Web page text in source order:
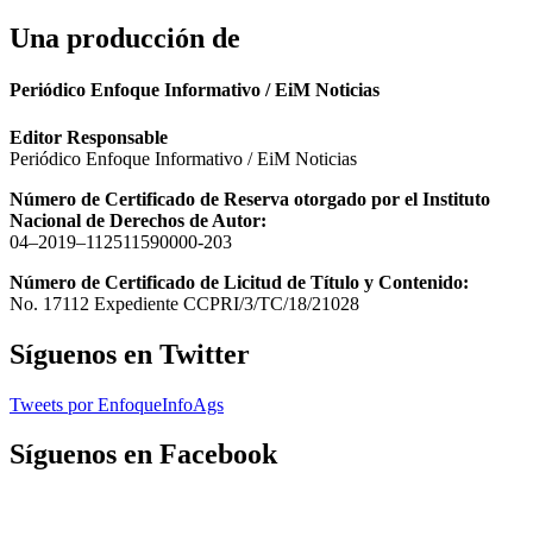
Una producción de
Periódico Enfoque Informativo / EiM Noticias
Editor Responsable
Periódico Enfoque Informativo / EiM Noticias
Número de Certificado de Reserva otorgado por el Instituto
Nacional de Derechos de Autor:
04–2019–112511590000-203
Número de Certificado de Licitud de Título y Contenido:
No. 17112 Expediente CCPRI/3/TC/18/21028
Síguenos en Twitter
Tweets por EnfoqueInfoAgs
Síguenos en Facebook